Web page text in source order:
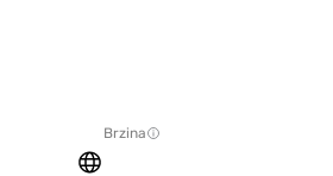
Brzina